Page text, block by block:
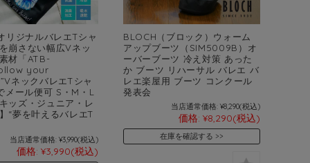
ジナルバレエTシャ
崩さない幅広Vネッ
材「ATB-
your
ネックバレエTシャ
メール便可 S・M・L
ッズ・ジュニア・レ
“夢を叶えるバレエT
当店通常価格: ¥3,990(税込)
価格: ¥3,990(税込)
BLOCH（ブロック）ウォーム
アップブーツ（SIM5009B）オ
ーバーブーツ 冷え対策 あった
か ブーツ リハーサル バレエ バ
レエ楽屋用 ブーツ コンクール
発表会
当店通常価格: ¥8,290(税込)
価格: ¥8,290(税込)
在庫を確認する